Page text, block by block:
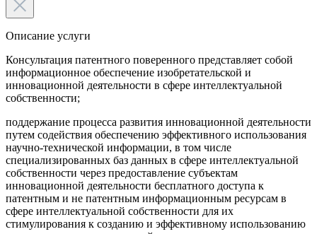
Описание услуги
Консультация патентного поверенного представляет собой
информационное обеспечение изобретательской и
инновационной деятельности в сфере интеллектуальной
собственности;
поддержание процесса развития инновационной деятельности
путем содействия обеспечению эффективного использования
научно-технической информации, в том числе
специализированных баз данных в сфере интеллектуальной
собственности через предоставление субъектам
инновационной деятельности бесплатного доступа к
патентным и не патентным информационным ресурсам в
сфере интеллектуальной собственности для их
стимулирования к созданию и эффективному использованию